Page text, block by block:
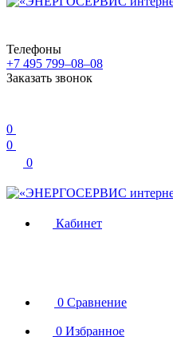
Телефоны
+7 495 799–08–08
Заказать звонок
0
0
0
Кабинет
0 Сравнение
0 Избранное